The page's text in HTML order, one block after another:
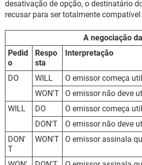
desativação de opção, o destinatário
recusar para ser totalmente
A negociação
Pedid
o
Respo
sta
Interpretação
DO WILL
O emissor começa
WON'T
O emissor não deve
WILL
DO
O emissor começa
DON'T
O emissor não deve
DON'
T
WON'T O emissor assinala